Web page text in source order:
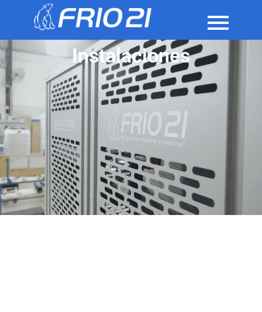
Instalaciones